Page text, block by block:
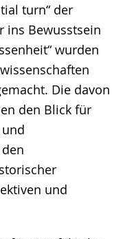
turn“ der
ins Bewusstsein
wurden
Die davon
den Blick für
und